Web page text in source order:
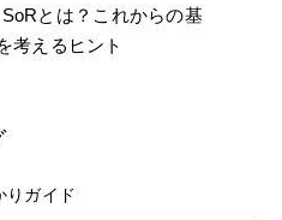
とは？これからの基
考えるヒント
ガイド